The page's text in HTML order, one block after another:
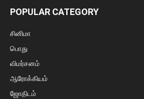
POPULAR CATEGORY
சினிமா
பொது
விமர்சனம்
ஆரோக்கியம்
ஜோதிடம்